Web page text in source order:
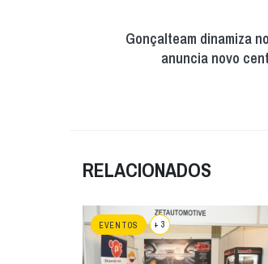
Gonçalteam dinamiza
anuncia novo
RELACIONADOS
EVENTOS + 3